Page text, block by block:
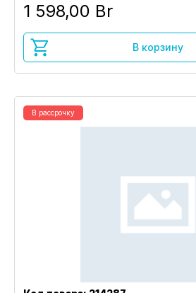
1 598,00 Br
В корзину
В рассрочку